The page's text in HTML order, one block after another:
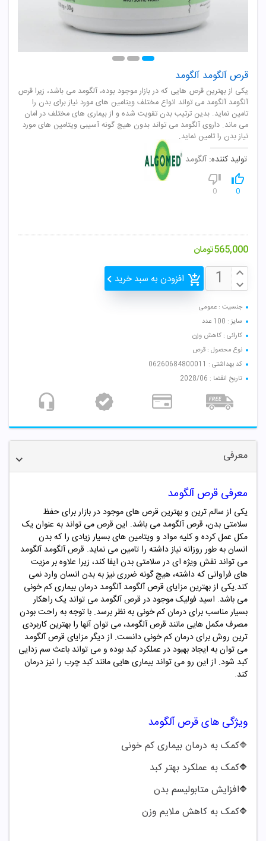
قرص آلگومد آلگومد
یکی از بهترین قرص هایی که در بازار موجود بوده، آلگومد می باشد، زیرا قرص
آلگومد آلگومد می تواند انواع مختلف ویتامین های مورد نیاز برای بدن را
تامین نماید. بدین ترتیب بدن تقویت شده و از بیماری های مختلف در امان
می ماند. داروی آلگومد می تواند بدون هیچ گونه آسیبی ویتامین های مورد
نیاز بدن را تامین نماید.
تولید کننده: آلگومد
0
0
565,000تومان
افزودن به سبد خرید
جنسیت : عمومی
سایز : 100 عدد
کارائی : کاهش وزن
نوع محصول : قرص
کد بهداشتی : 06260684800011
تاریخ انقضا : 2028/06
معرفی
معرفی قرص آلگومد
یکی از سالم ترین و بهترین قرص های موجود در بازار برای حفظ
سلامتی بدن، قرص آلگومد می باشد. این قرص می تواند به عنوان یک
مکل عمل کرده و کلیه مواد و ویتامین های بسیار زیادی را که بدن
انسان به طور روزانه نیاز داشته را تامین می نماید. قرص آلگومد آلگومد
می تواند نقش ویژه ای در سلامتی بدن ایفا کند، زیرا علاوه بر مزیت
های فراوانی که داشته، هیچ گونه ضرری نیز به بدن انسان وارد نمی
کند.یکی از بهترین مزایای قرص آلگومد آلگومد درمان بیماری کم خونی
می باشد. اسید فولیک موجود در قرص آلگومد می تواند یک راهکار
بسیار مناسب برای درمان کم خونی به نظر برسد. با توجه به راحت بودن
مصرف مکمل هایی مانند قرص آلگومد، می توان آنها را بهترین کاربردی
ترین روش برای درمان کم خونی دانست. از دیگر مزایای قرص آلگومد
می توان به ایجاد بهبود در عملکرد کبد بوده و می تواند باعث سم زدایی
کبد شود. از این رو می تواند بیماری هایی مانند کبد چرب را نیز درمان
کند.
ویژگی های قرص آلگومد
🔷کمک به درمان بیماری کم خونی
🔷کمک به عملکرد بهتر کبد
🔷افزایش متابولیسم بدن
🔷کمک به کاهش ملایم وزن